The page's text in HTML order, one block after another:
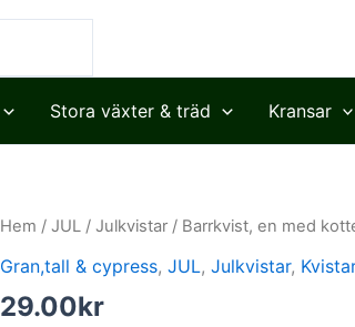
Stora växter & träd Kransar
Hem / JUL / Julkvistar / Barrkvist, en med
Gran,tall & cypress, JUL, Julkvistar,
29.00kr
Barrkvist,
kotte,